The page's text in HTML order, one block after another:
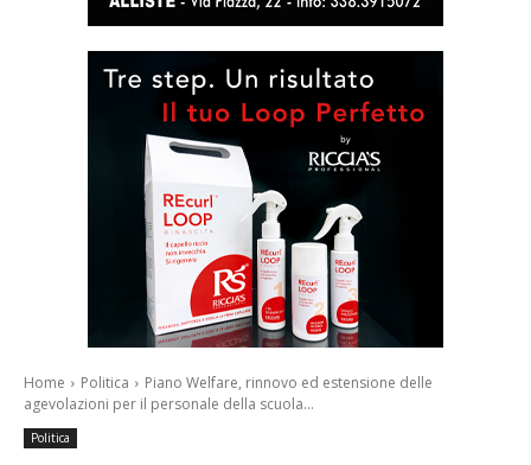
Home Politica
Piano Welfare, rinnovo ed estensione delle
agevolazioni per il personale della scuola...
Politica